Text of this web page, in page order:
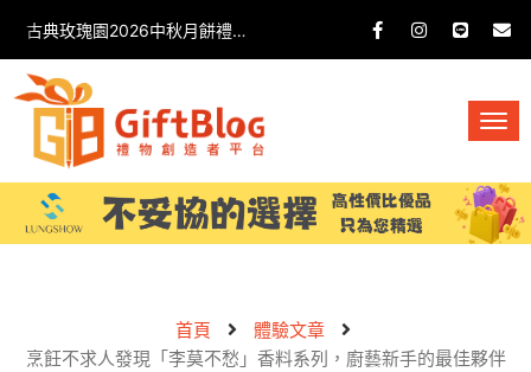
古典玫瑰園2026中秋月餅禮盒開箱分享 / 餐飲門市下午茶 體驗分享
首頁
體驗文章
烹飪不求人發現「李莫不愁」香料系列，廚藝新手的最佳夥伴